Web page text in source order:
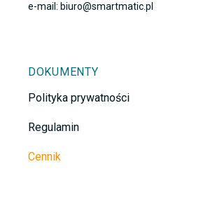
e-mail: biuro@smartmatic.pl
DOKUMENTY
Polityka prywatności
Regulamin
Cennik